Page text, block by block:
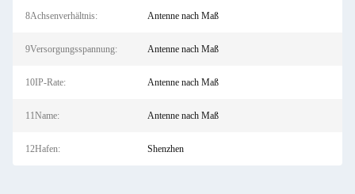
8Achsenverhältnis: Antenne nach Maß
9Versorgungsspannung: Antenne nach Maß
10IP-Rate: Antenne nach Maß
11Name: Antenne nach Maß
12Hafen: Shenzhen